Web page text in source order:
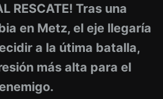
RESCATE! Tras una
en Metz, el eje llegaría
a la útima batalla,
más alta para el